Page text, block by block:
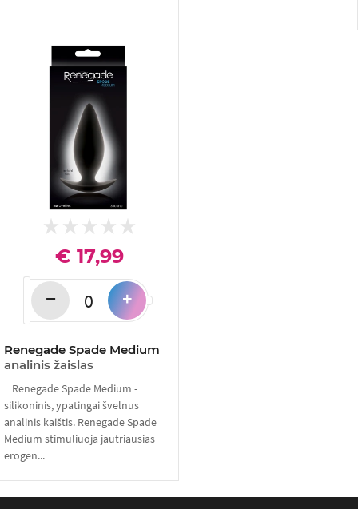
Renegade Spade Medium
analinis žaislas
€ 17,99
− +
Renegade Spade Medium -
silikoninis, ypatingai švelnus
analinis kaištis. Renegade Spade
Medium stimuliuoja jautriausias
erogen...